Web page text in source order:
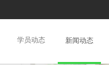
学员动态 新闻动态